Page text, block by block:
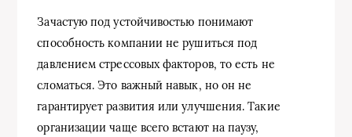
Зачастую под устойчивостью понимают
способность компании не рушиться под
давлением стрессовых факторов, то есть не
сломаться. Это важный навык, но он не
гарантирует развития или улучшения. Такие
организации чаще всего встают на паузу,